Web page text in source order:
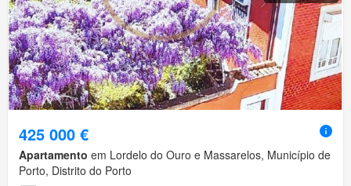
425 000 €
Apartamento em Lordelo do Ouro e Massarelos, Município de
Porto, Distrito do Porto